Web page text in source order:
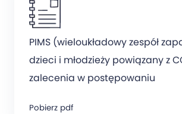
PIMS (wieloukładowy zespół
dzieci i młodzieży powiązany z
zalecenia w postępowaniu
Pobierz pdf